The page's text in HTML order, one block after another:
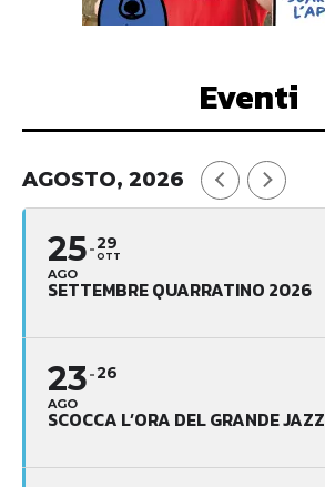
Eventi
AGOSTO, 2026
25
AGO
29
OTT
SETTEMBRE QUARRATINO 2026
23
AGO
26
SCOCCA L’ORA DEL GRANDE JAZZ